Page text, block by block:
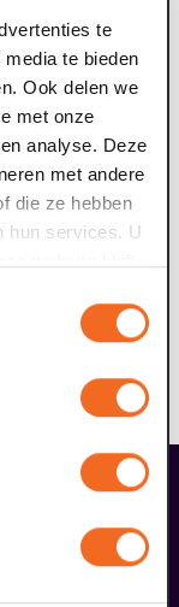
te
te bieden
Ook delen we
met onze
analyse. Deze
met andere
die ze hebben
hun services. U